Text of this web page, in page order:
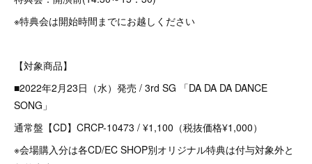
※特典会は開始時間までにお越しください
【対象商品】
■2022年2月23日（水）発売 / 3rd SG 「DA DA DA DANCE
SONG」
通常盤【CD】CRCP-10473 / ¥1,100（税抜価格¥1,000）
※会場購入分は各CD/EC SHOP別オリジナル特典は付与対象外と